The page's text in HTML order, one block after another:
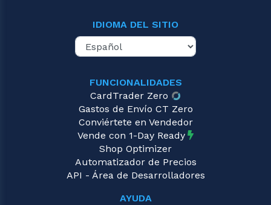
IDIOMA DEL SITIO
FUNCIONALIDADES
CardTrader Zero
Gastos de Envío CT Zero
Conviértete en Vendedor
Vende con 1-Day Ready
Shop Optimizer
Automatizador de Precios
API - Área de Desarrolladores
AYUDA